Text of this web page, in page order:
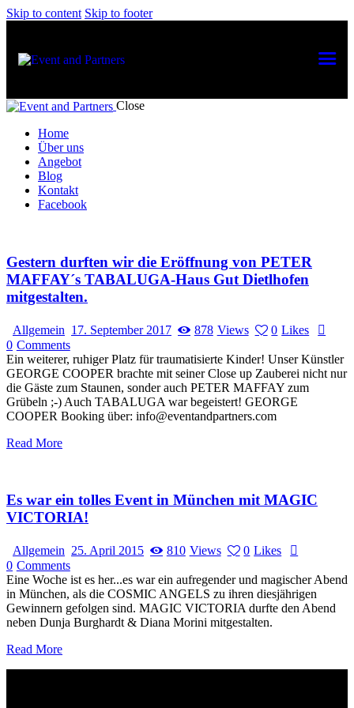
Skip to content Skip to footer
Close
Home
Über uns
Angebot
Blog
Kontakt
Facebook
Gestern durften wir die Eröffnung von PETER
MAFFAY´s TABALUGA-Haus Gut Dietlhofen
mitgestalten.
Allgemein 17. September 2017 878 Views 0 Likes
0 Comments
Ein weiterer, ruhiger Platz für traumatisierte Kinder! Unser Künstler
GEORGE COOPER brachte mit seiner Close up Zauberei nicht nur
die Gäste zum Staunen, sonder auch PETER MAFFAY zum
Grübeln ;-) Auch TABALUGA war begeistert! GEORGE
COOPER Booking über: info@eventandpartners.com
Read More
Es war ein tolles Event in München mit MAGIC
VICTORIA!
Allgemein 25. April 2015 810 Views 0 Likes
0 Comments
Eine Woche ist es her...es war ein aufregender und magischer Abend
in München, als die COSMIC ANGELS zu ihren diesjährigen
Gewinnern gefolgen sind. MAGIC VICTORIA durfte den Abend
neben Dunja Burghardt & Diana Morini mitgestalten.
Read More